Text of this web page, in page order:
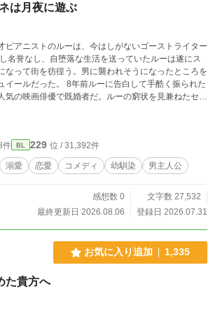
は月夜に遊ぶ
ピアニストのルーは、今はしがないゴーストライター
名誉なし、自堕落な生活を送っていたルーは遂にス
なって街を彷徨う。男に襲われそうになったところを
ーに告白して手酷く振られた
気の映画俳優で既婚者だ。ルーの窮状を見兼ねたセデ
と申し出、２人の奇妙な関係が始まる―― 6０年代
でなしの作曲家と不器用な映画俳優が織りなすラブス
が、セデュの妻も登場します。
件 BL 229 位 / 31,392件
溺愛 恋愛 コメディ 幼馴染 男主人公
感想数 0
文字数 27,532
最終更新日 2026.08.06
登録日 2026.07.31
お気に入り追加 1,335
た貴方へ